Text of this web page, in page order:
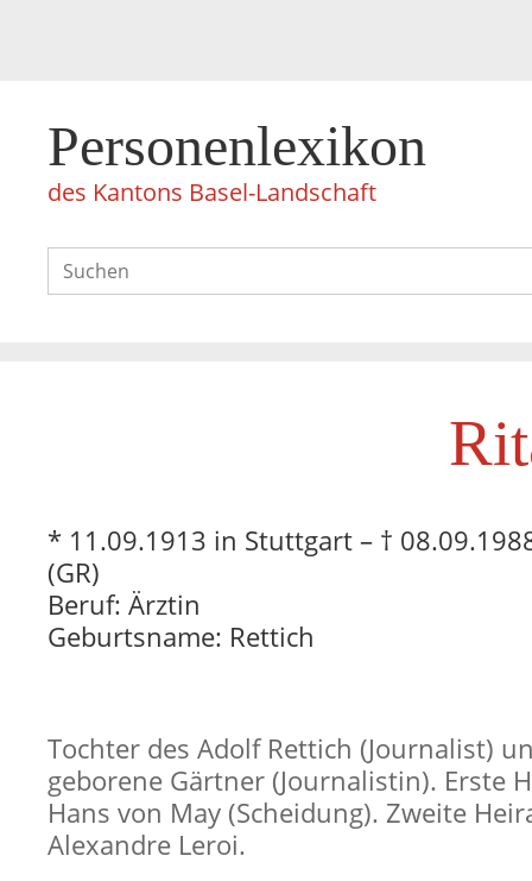
Personenlexikon
des Kantons Basel-Landschaft
* 11.09.1913 in Stuttgart – †
(GR)
Beruf: Ärztin
Geburtsname: Rettich
Tochter des Adolf Rettich (Journalist)
geborene Gärtner (Journalistin). Erste
Hans von May (Scheidung). Zweite
Alexandre Leroi.